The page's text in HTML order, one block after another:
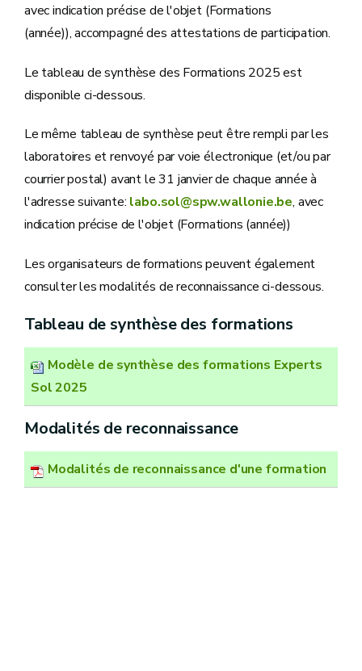
avec indication précise de l'objet (Formations
(année)), accompagné des attestations de participation.
Le tableau de synthèse des Formations 2025 est
disponible ci-dessous.
Le même tableau de synthèse peut être rempli par les
laboratoires et renvoyé par voie électronique (et/ou par
courrier postal) avant le 31 janvier de chaque année à
l'adresse suivante: labo.sol@spw.wallonie.be, avec
indication précise de l'objet (Formations (année))
Les organisateurs de formations peuvent également
consulter les modalités de reconnaissance ci-dessous.
Tableau de synthèse des formations
Modèle de synthèse des formations Experts
Sol 2025
Modalités de reconnaissance
Modalités de reconnaissance d'une formation